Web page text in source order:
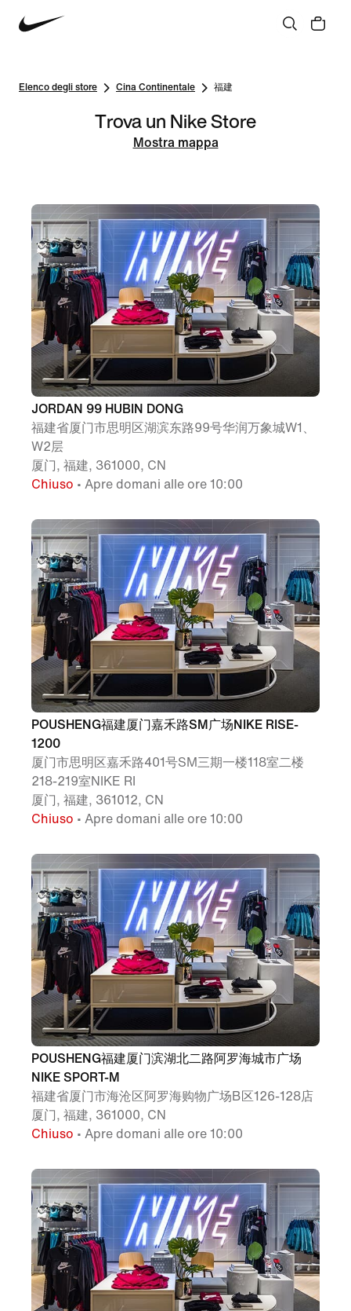
Elenco degli store Cina Continentale 福建
Trova un Nike Store
Mostra mappa
JORDAN 99 HUBIN DONG
福建省厦门市思明区湖滨东路99号华润万象城W1、
W2层
厦门, 福建, 361000, CN
Chiuso • Apre domani alle ore 10:00
POUSHENG福建厦门嘉禾路SM广场NIKE RISE-
1200
厦门市思明区嘉禾路401号SM三期一楼118室二楼
218-219室NIKE RI
厦门, 福建, 361012, CN
Chiuso • Apre domani alle ore 10:00
POUSHENG福建厦门滨湖北二路阿罗海城市广场
NIKE SPORT-M
福建省厦门市海沧区阿罗海购物广场B区126-128店
厦门, 福建, 361000, CN
Chiuso • Apre domani alle ore 10:00